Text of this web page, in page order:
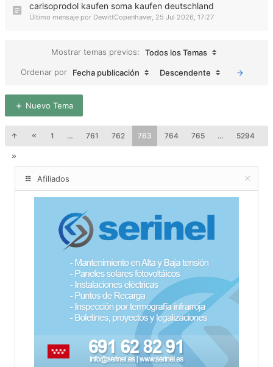
carisoprodol kaufen soma kaufen deutschland
Último mensaje por DewittCopenhaver, 25 Jul 2026, 17:27
Mostrar temas previos:
Todos los Temas
Ordenar por
Fecha publicación Descendente
Nuevo Tema
1 … 761 762 763 764 765 … 5294
Afiliados